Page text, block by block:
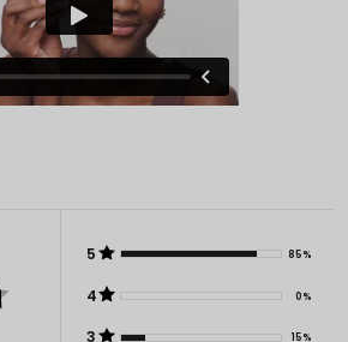
5 85%
4 0%
3 15%